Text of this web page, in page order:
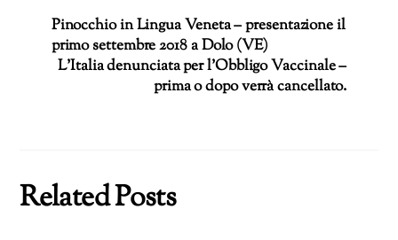
Pinocchio in Lingua Veneta – presentazione il
primo settembre 2018 a Dolo (VE)
L’Italia denunciata per l’Obbligo Vaccinale –
prima o dopo verrà cancellato.
Related Posts